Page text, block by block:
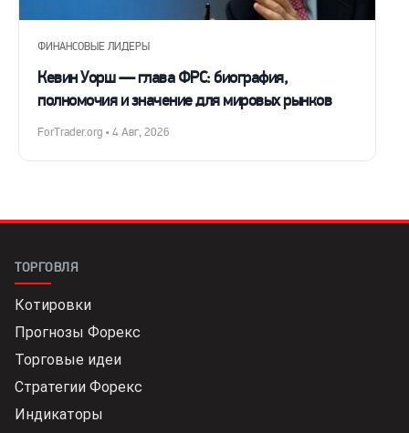
ФИНАНСОВЫЕ ЛИДЕРЫ
Кевин Уорш — глава ФРС: биография,
полномочия и значение для мировых рынков
ForTrader.org • 4 Авг, 2026
ТОРГОВЛЯ
Котировки
Прогнозы Форекс
Торговые идеи
Стратегии Форекс
Индикаторы